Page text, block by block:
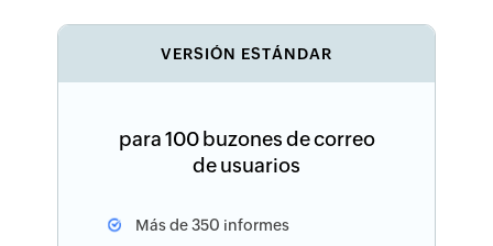
VERSIÓN ESTÁNDAR
para 100 buzones de correo
de usuarios
Más de 350 informes